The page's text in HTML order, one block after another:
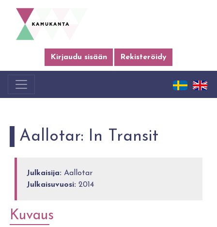
Kirjaudu sisään Rekisteröidy
Aallotar: In Transit
Julkaisija: Aallotar
Julkaisuvuosi: 2014
Kuvaus